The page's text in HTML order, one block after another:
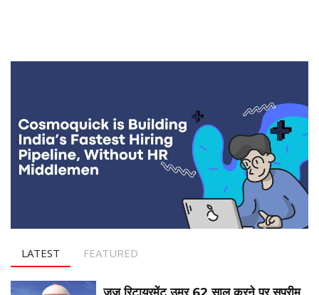
LATEST FEATURED